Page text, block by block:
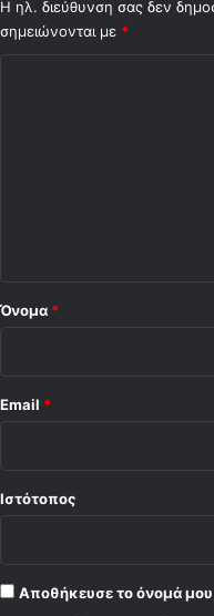
Η ηλ. διεύθυνση σας δεν
σημειώνονται με *
Όνομα *
Email *
Ιστότοπος
Αποθήκευσε το όνομά